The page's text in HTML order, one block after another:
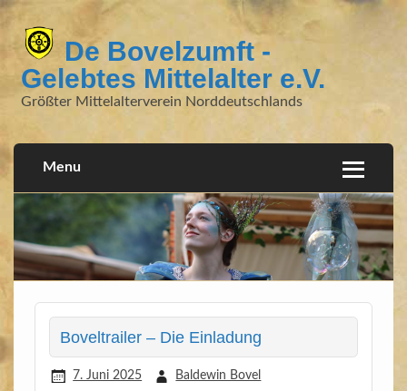
De Bovelzumft -
Gelebtes Mittelalter e.V.
Größter Mittelalterverein Norddeutschlands
Menu
Boveltrailer – Die Einladung
7. Juni 2025 Baldewin Bovel